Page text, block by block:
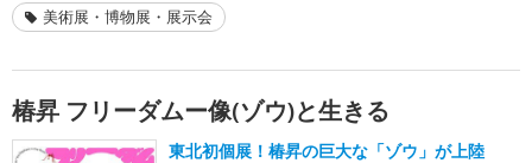
美術展・博物展・展示会
椿昇 フリーダムー像(ゾウ)と生きる
東北初個展！椿昇の巨大な「ゾウ」が上陸